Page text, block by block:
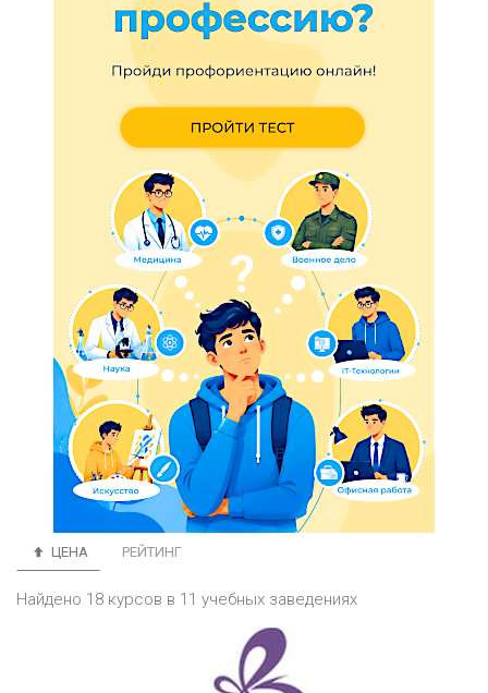
ЦЕНА РЕЙТИНГ
Найдено 18 курсов в 11 учебных заведениях